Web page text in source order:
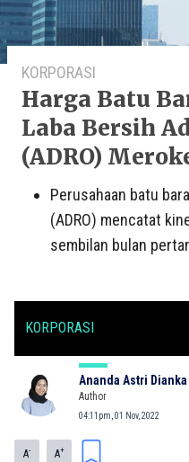
KORPORASI
Harga Batu
Laba Bersih
(ADRO)
Perusahaan batu
(ADRO) mencatat
sembilan bulan
KORPORASI
Ananda Astri Dianka
Author
04:11pm, 01 Nov, 2022
A- A+